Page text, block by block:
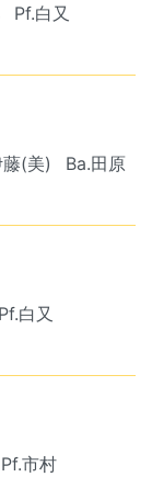
Pf.白又
(美)
Ba.田原
Pf.白又
Pf.市村